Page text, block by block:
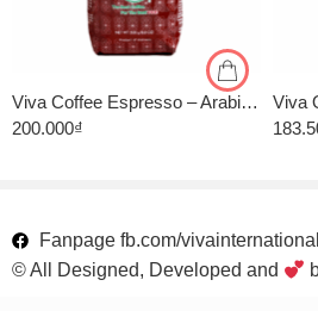
Viva Coffee Espresso – Arabica 40%, Robusta 60% – Cà Phê Pha Máy – Túi 500g
200.000₫
500gr
Fanpage fb.com/
© All Designed, Developed and